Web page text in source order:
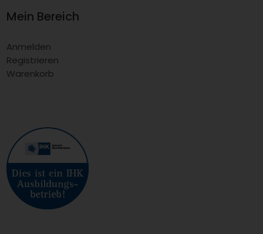
Mein Bereich
Anmelden
Registrieren
Warenkorb